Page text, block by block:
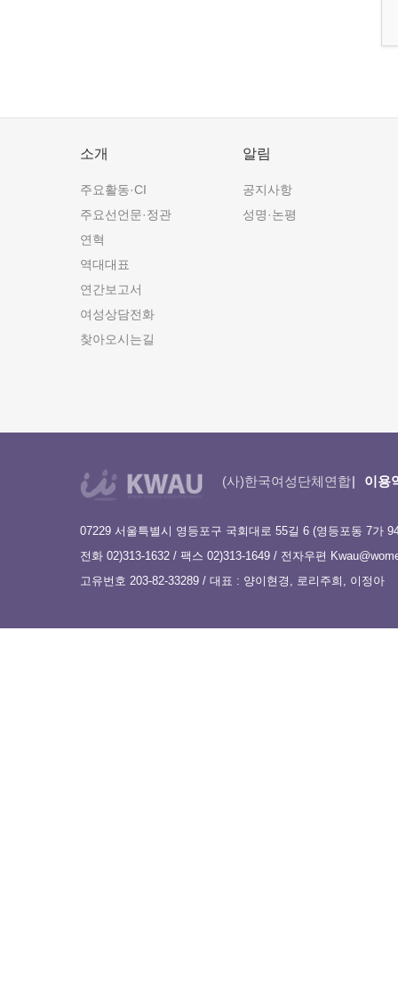
소개
주요활동·CI
주요선언문·정관
연혁
역대대표
연간보고서
여성상담전화
찾아오시는길
알림
공지사항
성명·논평
(사)한국여성단체연합 이용
07229 서울특별시 영등포구 국회대로 55길 6 (영등포동 7가
전화 02)313-1632 / 팩스 02)313-1649 / 전자우편
고유번호 203-82-33289 / 대표 : 양이현경, 로리주희, 이정아